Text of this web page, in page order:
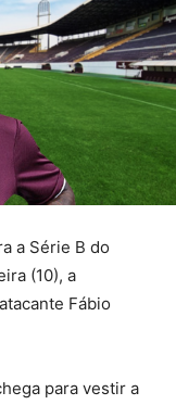
a Série B do
(10), a
Fábio
para vestir a